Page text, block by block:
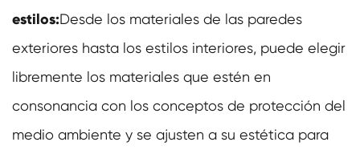
estilos:Desde los materiales de las paredes
exteriores hasta los estilos interiores, puede elegir
libremente los materiales que estén en
consonancia con los conceptos de protección del
medio ambiente y se ajusten a su estética para